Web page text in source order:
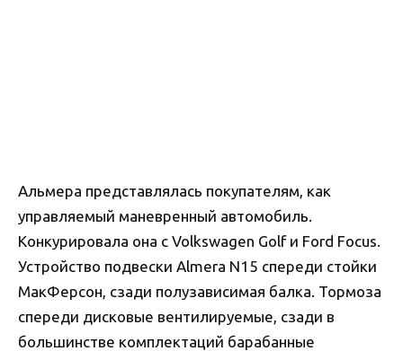
Альмера представлялась покупателям, как
управляемый маневренный автомобиль.
Конкурировала она с Volkswagen Golf и Ford Focus.
Устройство подвески Almera N15 спереди стойки
МакФерсон, сзади полузависимая балка. Тормоза
спереди дисковые вентилируемые, сзади в
большинстве комплектаций барабанные